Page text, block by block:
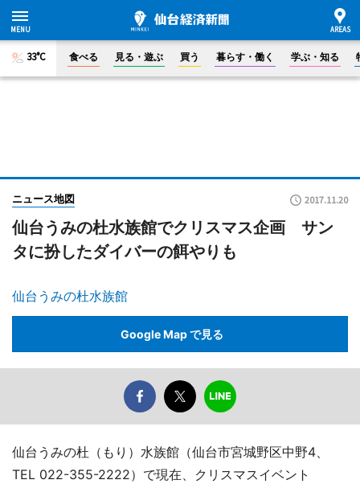
33°C 食べる 見る・遊ぶ 買う 暮らす・働く 学ぶ・知る
ニュース地図 2017.11.20
仙台うみの杜水族館でクリスマス企画 サン
タに扮したダイバーの餌やりも
仙台うみの杜水族館
Google Map で見る
仙台うみの杜（もり）水族館（仙台市宮城野区中野4、
TEL 022-355-2222）で現在、クリスマスイベント